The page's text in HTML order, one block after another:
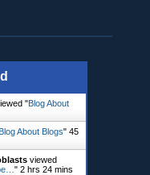
"Blog About
Blog About Blogs"45
viewed
"2 hrs 24 mins